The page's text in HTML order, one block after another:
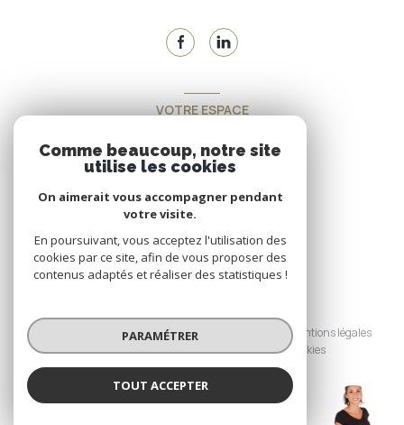
LYANDRAT (EI)
VOTRE ESPACE
Espace propriétaire
SE CONNECTER
Nos honoraires
Nos partenaires
Mentions légales
Admin
Politique RGPD Cookies
Réalisé par :
Comme beaucoup, notre site
utilise les cookies
On aimerait vous accompagner pendant
votre visite.
En poursuivant, vous acceptez l'utilisation des
cookies par ce site, afin de vous proposer des
contenus adaptés et réaliser des statistiques !
PARAMÉTRER
TOUT ACCEPTER